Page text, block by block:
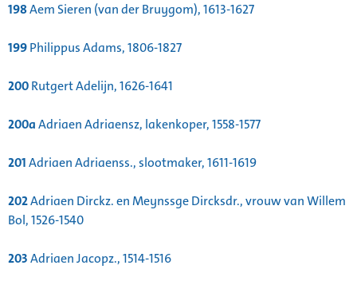
198Aem Sieren (van der Bruygom), 1613-1627
199Philippus Adams, 1806-1827
200Rutgert Adelijn, 1626-1641
200aAdriaen Adriaensz, lakenkoper, 1558-1577
201Adriaen Adriaenss., slootmaker, 1611-1619
202Adriaen Dirckz. en Meynssge Dircksdr., vrouw van Willem
Bol, 1526-1540
203Adriaen Jacopz., 1514-1516